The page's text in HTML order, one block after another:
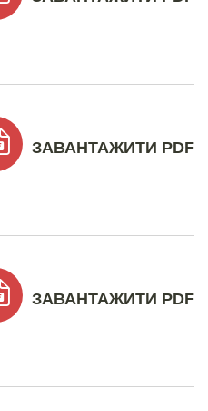
ЗАВАНТАЖИТИ PDF
ЗАВАНТАЖИТИ PDF